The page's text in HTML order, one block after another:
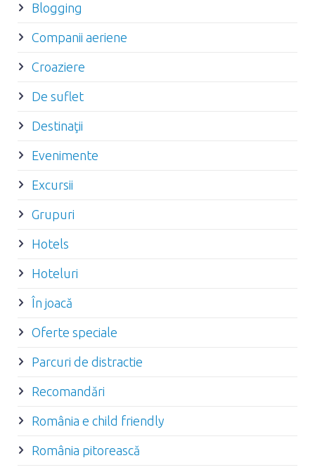
Blogging
Companii aeriene
Croaziere
De suflet
Destinaţii
Evenimente
Excursii
Grupuri
Hotels
Hoteluri
În joacă
Oferte speciale
Parcuri de distractie
Recomandări
România e child friendly
România pitorească